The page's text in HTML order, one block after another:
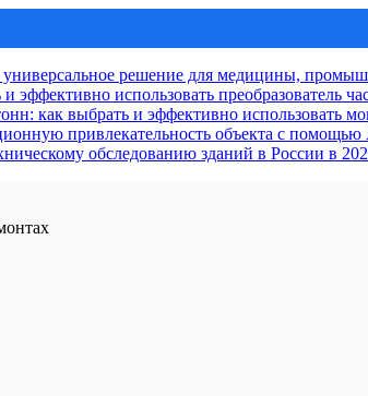
решение для медицины,
эффективно использовать преобразователь
как выбрать и эффективно использовать
привлекательность объекта с
обследованию зданий в России в